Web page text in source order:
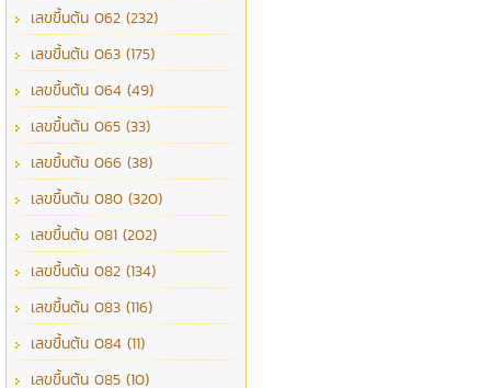
เลขขึ้นต้น 062 (232)
เลขขึ้นต้น 063 (175)
เลขขึ้นต้น 064 (49)
เลขขึ้นต้น 065 (33)
เลขขึ้นต้น 066 (38)
เลขขึ้นต้น 080 (320)
เลขขึ้นต้น 081 (202)
เลขขึ้นต้น 082 (134)
เลขขึ้นต้น 083 (116)
เลขขึ้นต้น 084 (11)
เลขขึ้นต้น 085 (10)